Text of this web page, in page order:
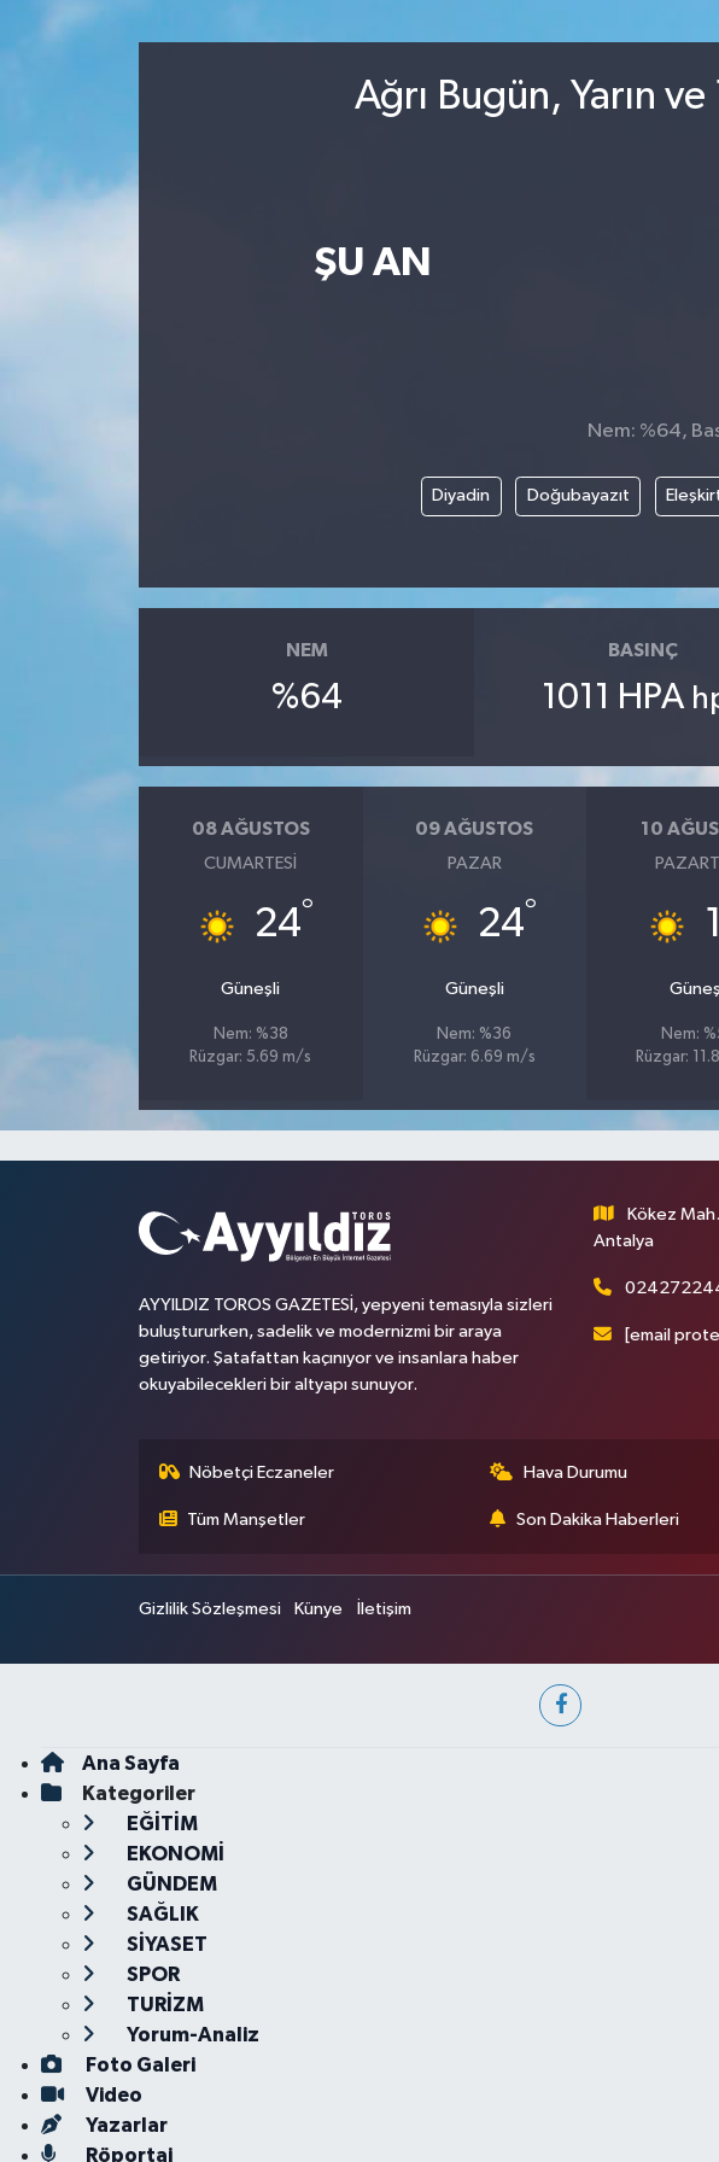
Ağrı Bugün, Yarın
ŞU AN
Nem: %64,
Diyadin Doğubayazıt
NEM
%64
BASINÇ
1011 HPA
08 AĞUSTOS
CUMARTESI
24°
Güneşli
Nem: %38
Rüzgar: 5.69 m/s
09 AĞUSTOS
PAZAR
24°
Güneşli
Nem: %36
Rüzgar: 6.69 m/s
10
Nem:
Rüzgar:
AYYILDIZ TOROS GAZETESİ, yepyeni temasıyla sizleri
buluştururken, sadelik ve modernizmi bir araya
getiriyor. Şatafattan kaçınıyor ve insanlara haber
okuyabilecekleri bir altyapı sunuyor.
Kökez
Antalya
[email
Nöbetçi Eczaneler Hava Durumu
Tüm Manşetler Son Dakika Haberleri
Gizlilik Sözleşmesi Künye İletişim
Ana Sayfa
Kategoriler
EĞİTİM
EKONOMİ
GÜNDEM
SAĞLIK
SİYASET
SPOR
TURİZM
Yorum-Analiz
Foto Galeri
Video
Yazarlar
Röportaj